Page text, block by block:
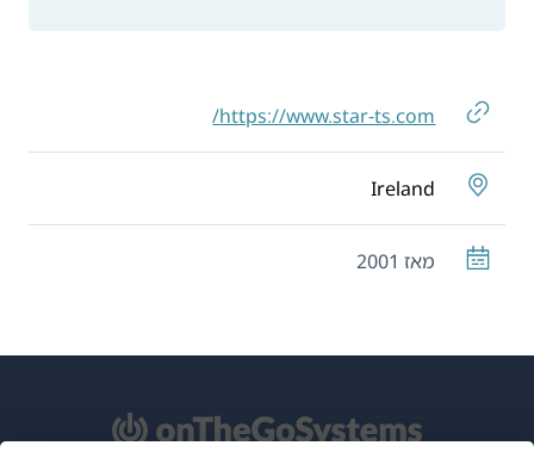
https://www.star-ts.com/
Ireland
מאז 2001